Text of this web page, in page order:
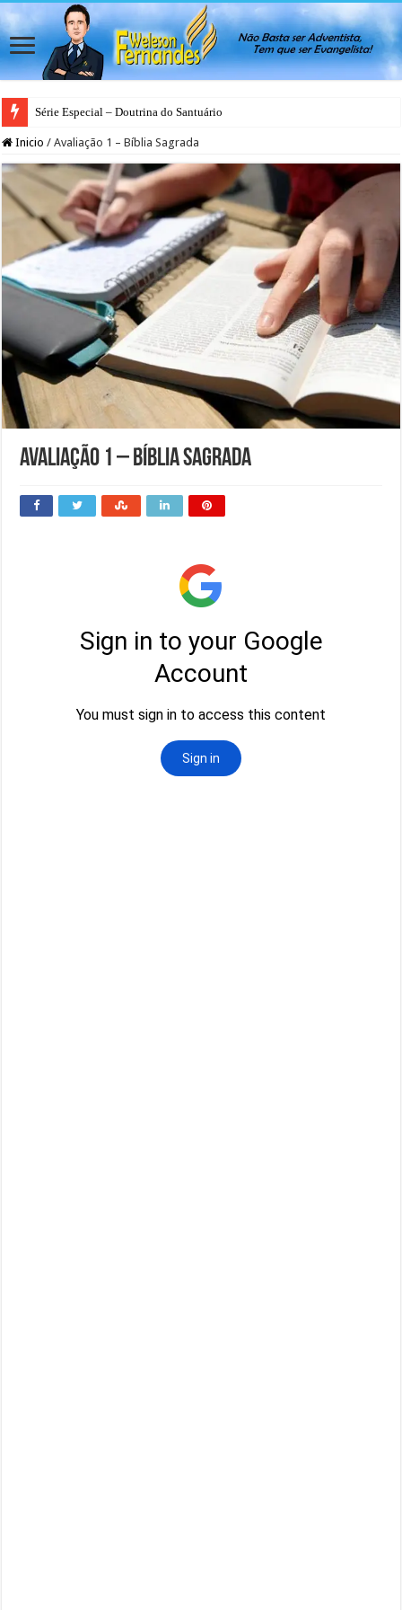
Série Especial – Doutrina do Santuário
Inicio / Avaliação 1 – Bíblia Sagrada
Avaliação 1 – Bíblia Sagrada